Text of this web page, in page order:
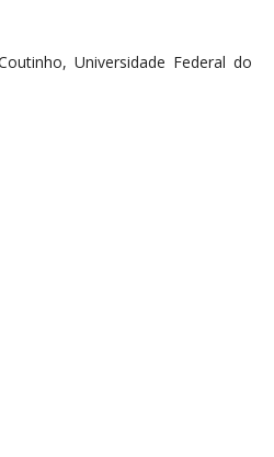
Universidade Federal do